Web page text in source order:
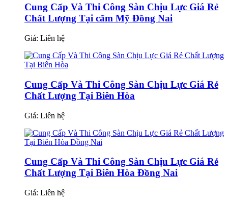
Cung Cấp Và Thi Công Sàn Chịu Lực Giá Rẻ
Chất Lượng Tại cẩm Mỹ Đồng Nai
Giá: Liên hệ
Cung Cấp Và Thi Công Sàn Chịu Lực Giá Rẻ
Chất Lượng Tại Biên Hòa
Giá: Liên hệ
Cung Cấp Và Thi Công Sàn Chịu Lực Giá Rẻ
Chất Lượng Tại Biên Hòa Đồng Nai
Giá: Liên hệ